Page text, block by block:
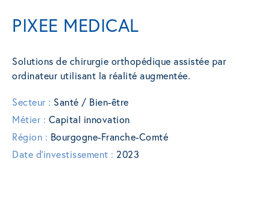
PIXEE MEDICAL
Solutions de chirurgie orthopédique assistée par
ordinateur utilisant la réalité augmentée.
Secteur : Santé / Bien-être
Métier : Capital innovation
Région : Bourgogne-Franche-Comté
Date d'investissement : 2023